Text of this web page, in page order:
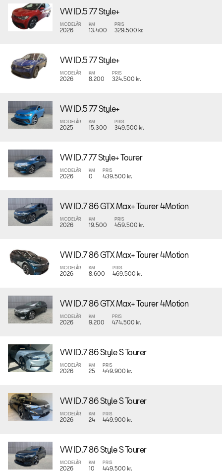
VW ID.5 77 Style+
MODELÅR
2026
KM
13.400
PRIS
329.500 kr.
VW ID.5 77 Style+
MODELÅR
2026
KM
8.200
PRIS
324.500 kr.
VW ID.5 77 Style+
MODELÅR
2025
KM
15.300
PRIS
349.500 kr.
VW ID.7 77 Style+ Tourer
MODELÅR
2026
KM
0
PRIS
439.500 kr.
VW ID.7 86 GTX Max+ Tourer 4Motion
MODELÅR
2026
KM
19.500
PRIS
459.500 kr.
VW ID.7 86 GTX Max+ Tourer 4Motion
MODELÅR
2026
KM
8.600
PRIS
469.500 kr.
VW ID.7 86 GTX Max+ Tourer 4Motion
MODELÅR
2026
KM
9.200
PRIS
474.500 kr.
VW ID.7 86 Style S Tourer
MODELÅR
2026
KM
25
PRIS
449.900 kr.
VW ID.7 86 Style S Tourer
MODELÅR
2026
KM
24
PRIS
449.900 kr.
VW ID.7 86 Style S Tourer
MODELÅR
2026
KM
10
PRIS
449.500 kr.